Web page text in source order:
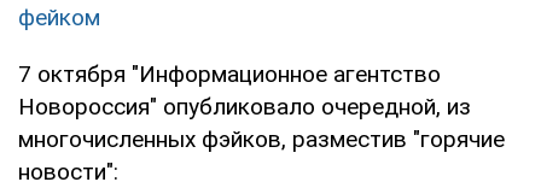
фейком
7 октября "Информационное агентство
Новороссия" опубликовало очередной, из
многочисленных фэйков, разместив "горячие
новости":